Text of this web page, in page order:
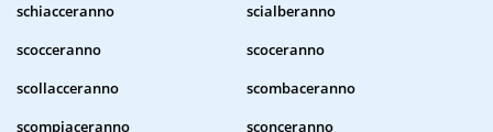
schiacceranno
scialberanno
scocceranno
scoceranno
scollacceranno
scombaceranno
scompiaceranno
sconceranno